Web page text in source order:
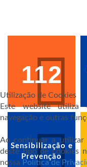
112
Sensibilização e
Prevenção
Utilização de Cookies
Este website utiliza
navegação e outras
Ao continuar a utilizar
deste tipo de cookies
nossa Política de